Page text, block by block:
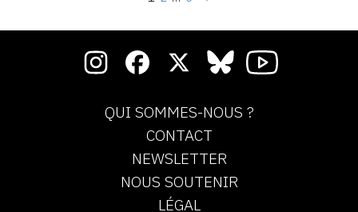
QUI SOMMES-NOUS ?
CONTACT
NEWSLETTER
NOUS SOUTENIR
LÉGAL